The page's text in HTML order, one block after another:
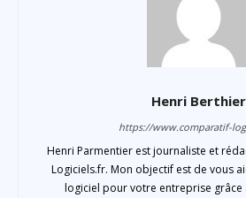
Henri Berthier
https://www.comparatif-
Henri Parmentier est journaliste et
Logiciels.fr. Mon objectif est de vous
logiciel pour votre entreprise grâce